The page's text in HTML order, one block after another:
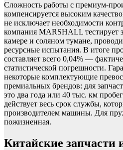
Сложность работы с премиум-
компенсируется высоким
не исключает необходимости
компания MARSHALL тестирует
камере и соляном тумане,
ресурсные испытания. В итоге
составляет всего 0,04% —
статистической погрешности.
некоторые комплектующие
премиальных брендов: для
это два года или 40 тыс. км
действует весь срок службы,
производителем машины. Для
пожизненная.
Китайские запчасти